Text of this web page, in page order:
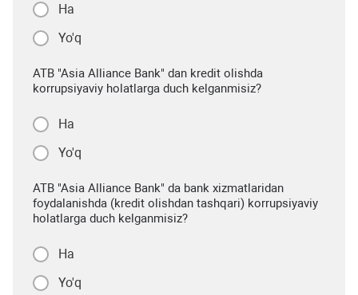
Ha
Yo'q
ATB "Asia Alliance Bank" dan kredit olishda
korrupsiyaviy holatlarga duch kelganmisiz?
Ha
Yo'q
ATB "Asia Alliance Bank" da bank xizmatlaridan
foydalanishda (kredit olishdan tashqari) korrupsiyaviy
holatlarga duch kelganmisiz?
Ha
Yo'q